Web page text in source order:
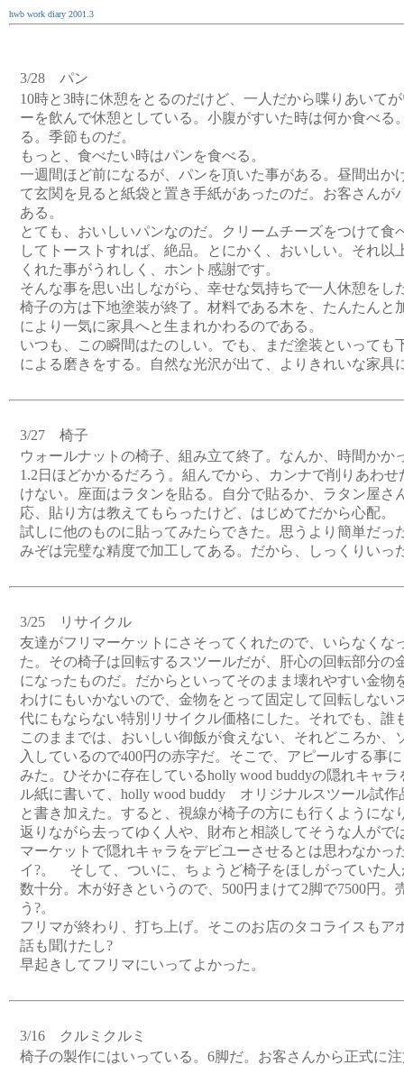
hwb work diary 2001.3
3/28 パン
10時と3時に休憩をとるのだけど、一人だから喋りあいて
ーを飲んで休憩としている。小腹がすいた時は何か食べる
る。季節ものだ。
もっと、食べたい時はパンを食べる。
一週間ほど前になるが、パンを頂いた事がある。昼間出か
て玄関を見ると紙袋と置き手紙があったのだ。お客さんが
ある。
とても、おいしいパンなのだ。クリームチーズをつけて食
してトーストすれば、絶品。とにかく、おいしい。それ以
くれた事がうれしく、ホント感謝です。
そんな事を思い出しながら、幸せな気持ちで一人休憩をし
椅子の方は下地塗装が終了。材料である木を、たんたんと
により一気に家具へと生まれかわるのである。
いつも、この瞬間はたのしい。でも、まだ塗装といっても
による磨きをする。自然な光沢が出て、よりきれいな家具
3/27 椅子
ウォールナットの椅子、組み立て終了。なんか、時間かか
1.2日ほどかかるだろう。組んでから、カンナで削りあわ
けない。座面はラタンを貼る。自分で貼るか、ラタン屋さ
応、貼り方は教えてもらったけど、はじめてだから心配。
試しに他のものに貼ってみたらできた。思うより簡単だっ
みぞは完璧な精度で加工してある。だから、しっくりいっ
3/25 リサイクル
友達がフリマーケットにさそってくれたので、いらなくな
た。その椅子は回転するスツールだが、肝心の回転部分の
になったものだ。だからといってそのまま壊れやすい金物
わけにもいかないので、金物をとって固定して回転しない
代にもならない特別リサイクル価格にした。それでも、誰
このままでは、おいしい御飯が食えない、それどころか、
入しているので400円の赤字だ。そこで、アピールする事
みた。ひそかに存在しているholly wood buddyの隠れキャ
ル紙に書いて、holly wood buddy オリジナルスツール試作
と書き加えた。すると、視線が椅子の方にも行くようにな
返りながら去ってゆく人や、財布と相談してそうな人がで
マーケットで隠れキャラをデビユーさせるとは思わなかっ
イ?。 そして、ついに、ちょうど椅子をほしがっていた
数十分。木が好きというので、500円まけて2脚で7500円。
う?。
フリマが終わり、打ち上げ。そこのお店のタコライスもア
話も聞けたし?
早起きしてフリマにいってよかった。
3/16 クルミクルミ
椅子の製作にはいっている。6脚だ。お客さんから正式に